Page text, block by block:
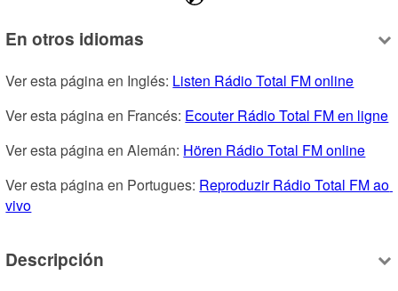
En otros idiomas
Ver esta página en Inglés: Listen Rádio Total FM online
Ver esta página en Francés: Ecouter Rádio Total FM en ligne
Ver esta página en Alemán: Hören Rádio Total FM online
Ver esta página en Portugues: Reproduzir Rádio Total FM ao
vivo
Descripción